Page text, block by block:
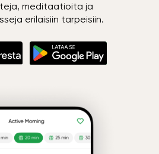
meditaatioita ja
erilaisiin tarpeisiin.